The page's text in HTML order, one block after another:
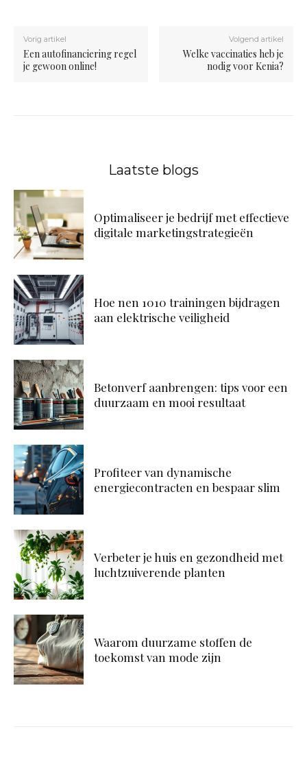
Vorig artikel
Een autofinanciering regel
je gewoon online!
Volgend artikel
Welke vaccinaties heb je
nodig voor Kenia?
Laatste blogs
Optimaliseer je bedrijf met effectieve
digitale marketingstrategieën
Hoe nen 1010 trainingen bijdragen
aan elektrische veiligheid
Betonverf aanbrengen: tips voor een
duurzaam en mooi resultaat
Profiteer van dynamische
energiecontracten en bespaar slim
Verbeter je huis en gezondheid met
luchtzuiverende planten
Waarom duurzame stoffen de
toekomst van mode zijn